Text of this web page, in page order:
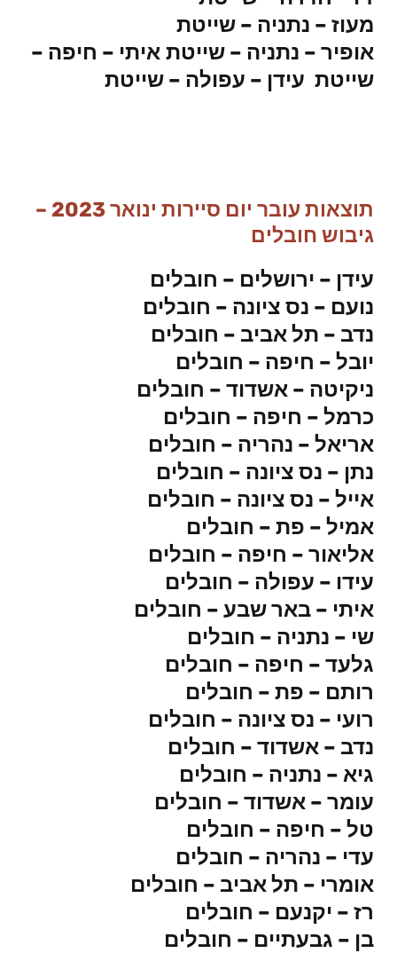
מעוז – נתניה – שייטת
אופיר – נתניה – שייטת איתי – חיפה –
שייטת עידן – עפולה – שייטת
תוצאות עובר יום סיירות ינואר 2023 –
גיבוש חובלים
עידן – ירושלים – חובלים
נועם – נס ציונה – חובלים
נדב – תל אביב – חובלים
יובל – חיפה – חובלים
ניקיטה – אשדוד – חובלים
כרמל – חיפה – חובלים
אריאל – נהריה – חובלים
נתן – נס ציונה – חובלים
אייל – נס ציונה – חובלים
אמיל – פת – חובלים
אליאור – חיפה – חובלים
עידו – עפולה – חובלים
איתי – באר שבע – חובלים
שי – נתניה – חובלים
גלעד – חיפה – חובלים
רותם – פת – חובלים
רועי – נס ציונה – חובלים
נדב – אשדוד – חובלים
גיא – נתניה – חובלים
עומר – אשדוד – חובלים
טל – חיפה – חובלים
עדי – נהריה – חובלים
אומרי – תל אביב – חובלים
רז – יקנעם – חובלים
בן – גבעתיים – חובלים